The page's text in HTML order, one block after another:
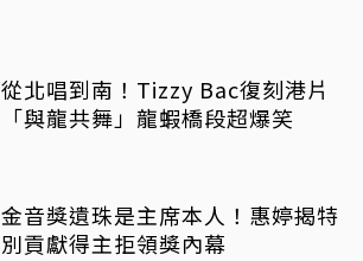
從北唱到南！Tizzy Bac復刻港片
「與龍共舞」龍蝦橋段超爆笑
金音獎遺珠是主席本人！惠婷揭特
別貢獻得主拒領獎內幕